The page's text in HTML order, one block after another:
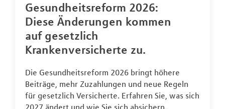
Gesundheitsreform 2026:
Diese Änderungen kommen
auf gesetzlich
Krankenversicherte zu.
Die Gesundheitsreform 2026 bringt höhere
Beiträge, mehr Zuzahlungen und neue Regeln
für gesetzlich Versicherte. Erfahren Sie, was sich
2027 ändert und wie Sie sich absichern.